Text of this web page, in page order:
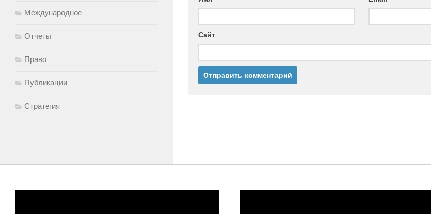
Сайт
Международное
Отчеты
Право
Публикации
Стратегия